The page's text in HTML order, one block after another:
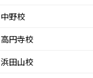
中野校
高円寺校
浜田山校